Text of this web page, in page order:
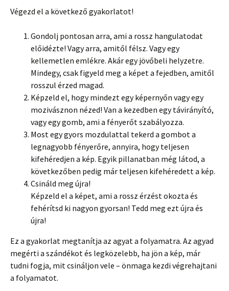
Végezd el a következő gyakorlatot!
Gondolj pontosan arra, ami a rossz hangulatodat
előidézte! Vagy arra, amitől félsz. Vagy egy
kellemetlen emlékre. Akár egy jövőbeli helyzetre.
Mindegy, csak figyeld meg a képet a fejedben, amitől
rosszul érzed magad.
Képzeld el, hogy mindezt egy képernyőn vagy egy
mozivásznon nézed! Van a kezedben egy távirányító,
vagy egy gomb, ami a fényerőt szabályozza.
Most egy gyors mozdulattal tekerd a gombot a
legnagyobb fényerőre, annyira, hogy teljesen
kifehéredjen a kép. Egyik pillanatban még látod, a
következőben pedig már teljesen kifehéredett a kép.
Csináld meg újra!
Képzeld el a képet, ami a rossz érzést okozta és
fehérítsd ki nagyon gyorsan! Tedd meg ezt újra és
újra!
Ez a gyakorlat megtanítja az agyat a folyamatra. Az agyad
megérti a szándékot és legközelebb, ha jön a kép, már
tudni fogja, mit csináljon vele – önmaga kezdi végrehajtani
a folyamatot.